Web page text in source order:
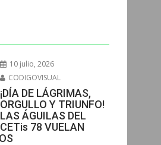
10 julio, 2026
CODIGOVISUAL
¡DÍA DE LÁGRIMAS,
ORGULLO Y TRIUNFO!
LAS ÁGUILAS DEL
CETis 78 VUELAN